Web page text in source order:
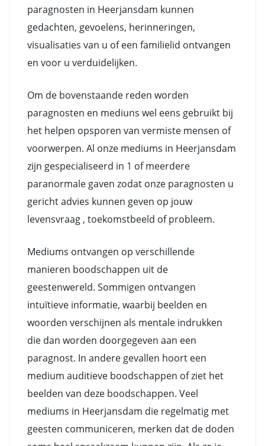
paragnosten in Heerjansdam kunnen
gedachten, gevoelens, herinneringen,
visualisaties van u of een familielid ontvangen
en voor u verduidelijken.
Om de bovenstaande reden worden
paragnosten en mediuns wel eens gebruikt bij
het helpen opsporen van vermiste mensen of
voorwerpen. Al onze mediums in Heerjansdam
zijn gespecialiseerd in 1 of meerdere
paranormale gaven zodat onze paragnosten u
gericht advies kunnen geven op jouw
levensvraag , toekomstbeeld of probleem.
Mediums ontvangen op verschillende
manieren boodschappen uit de
geestenwereld. Sommigen ontvangen
intuïtieve informatie, waarbij beelden en
woorden verschijnen als mentale indrukken
die dan worden doorgegeven aan een
paragnost. In andere gevallen hoort een
medium auditieve boodschappen of ziet het
beelden van deze boodschappen. Veel
mediums in Heerjansdam die regelmatig met
geesten communiceren, merken dat de doden